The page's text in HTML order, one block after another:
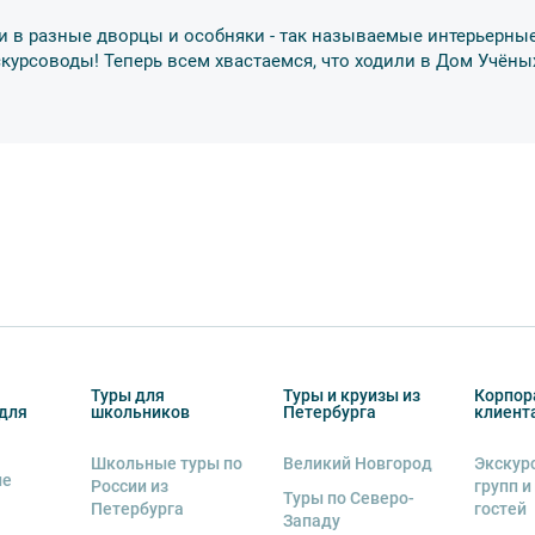
возрастное ограничение6+. Данное
мажорными обстоятельствами; а также,
экскурсионного объекта. В случае
клиенту в полном объеме.
, представляется микроавтобус.
аудиооборудование. Ответственность
в разные дворцы и особняки - так называемые
Теперь всем хвастаемся, что ходили в Дом
Туры для
школьников
Школьные туры по
России из
Петербурга
Туры и круизы из
Петербурга
Великий Новгород
Туры по Северо-
Западу
групп
гостей